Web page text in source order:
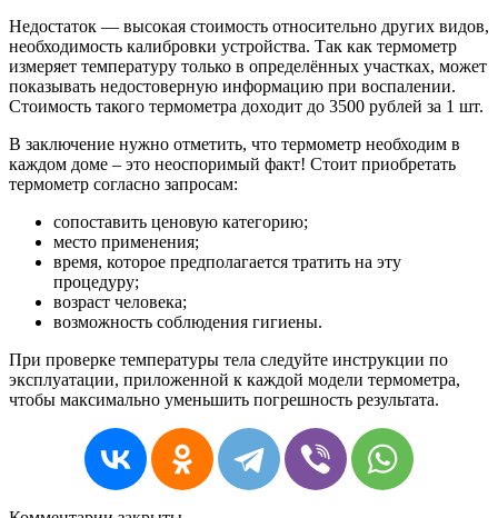
Недостаток — высокая стоимость относительно других видов,
необходимость калибровки устройства. Так как термометр
измеряет температуру только в определённых участках, может
показывать недостоверную информацию при воспалении.
Стоимость такого термометра доходит до 3500 рублей за 1 шт.
В заключение нужно отметить, что термометр необходим в
каждом доме – это неоспоримый факт! Стоит приобретать
термометр согласно запросам:
сопоставить ценовую категорию;
место применения;
время, которое предполагается тратить на эту
процедуру;
возраст человека;
возможность соблюдения гигиены.
При проверке температуры тела следуйте инструкции по
эксплуатации, приложенной к каждой модели термометра,
чтобы максимально уменьшить погрешность результата.